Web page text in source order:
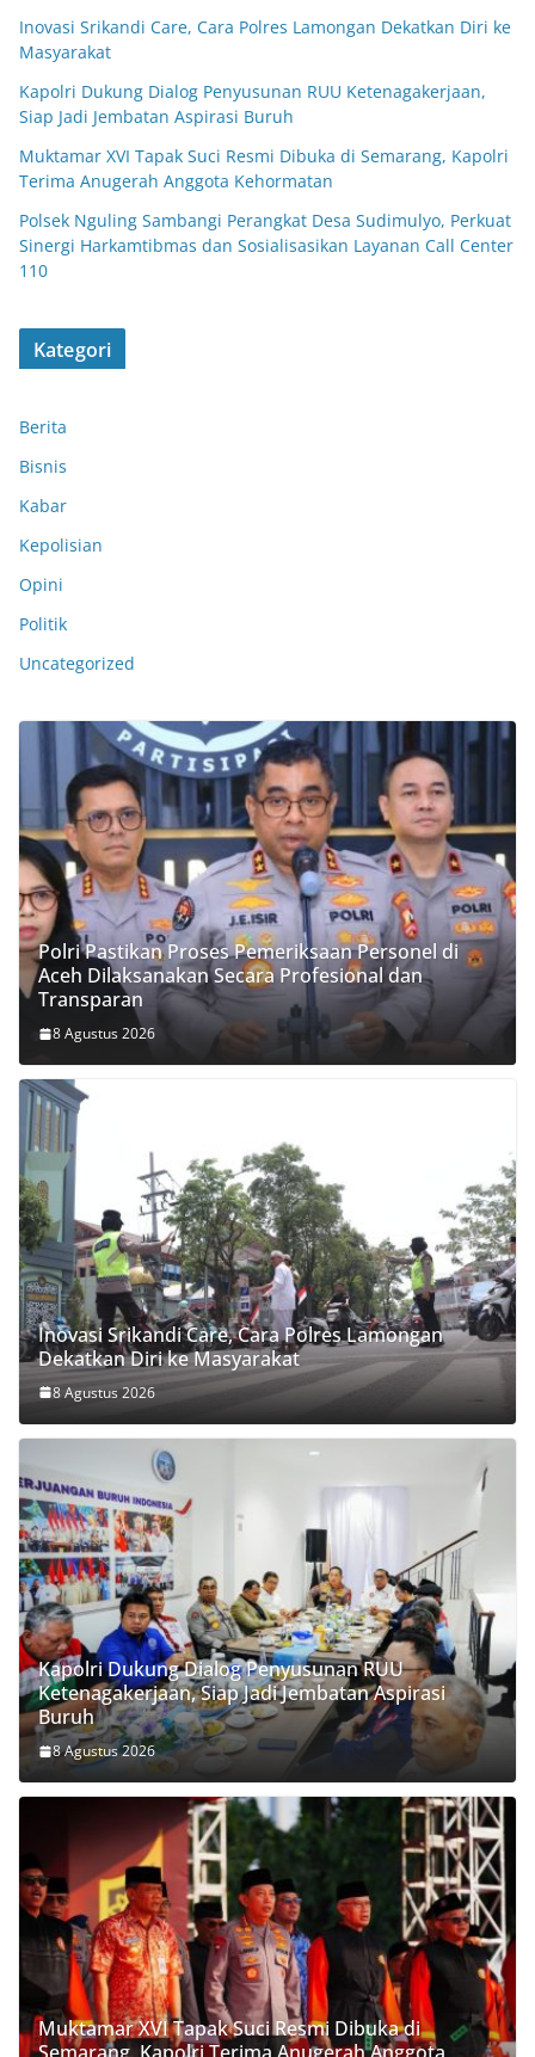
Inovasi Srikandi Care, Cara Polres Lamongan Dekatkan Diri ke
Masyarakat
Kapolri Dukung Dialog Penyusunan RUU Ketenagakerjaan,
Siap Jadi Jembatan Aspirasi Buruh
Muktamar XVI Tapak Suci Resmi Dibuka di Semarang, Kapolri
Terima Anugerah Anggota Kehormatan
Polsek Nguling Sambangi Perangkat Desa Sudimulyo, Perkuat
Sinergi Harkamtibmas dan Sosialisasikan Layanan Call Center
110
Kategori
Berita
Bisnis
Kabar
Kepolisian
Opini
Politik
Uncategorized
Polri Pastikan Proses Pemeriksaan Personel di
Aceh Dilaksanakan Secara Profesional dan
Transparan
8 Agustus 2026
Inovasi Srikandi Care, Cara Polres Lamongan
Dekatkan Diri ke Masyarakat
8 Agustus 2026
Kapolri Dukung Dialog Penyusunan RUU
Ketenagakerjaan, Siap Jadi Jembatan Aspirasi
Buruh
8 Agustus 2026
Muktamar XVI Tapak Suci Resmi Dibuka di